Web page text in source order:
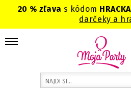
20 % zľavas kódom
darčeky a